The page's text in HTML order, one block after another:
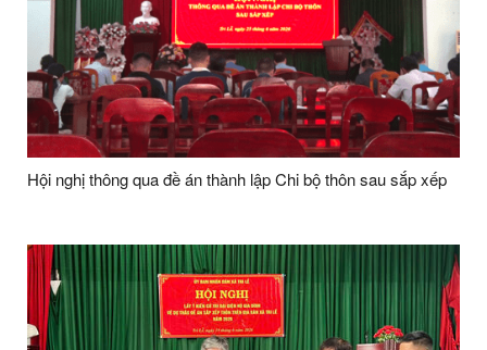
Hội nghị thông qua đề án thành lập Chi bộ thôn sau sắp xếp